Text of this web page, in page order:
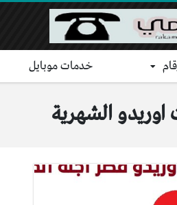
خدمات موبايل
اوريدو الشهرية